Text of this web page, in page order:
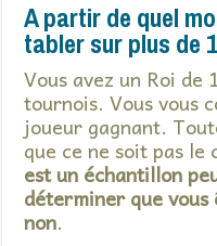
A partir de quel
tabler sur plus de
Vous avez un Roi de
tournois. Vous vous
joueur gagnant.
que ce ne soit pas le
est un échantillon
déterminer que
non.